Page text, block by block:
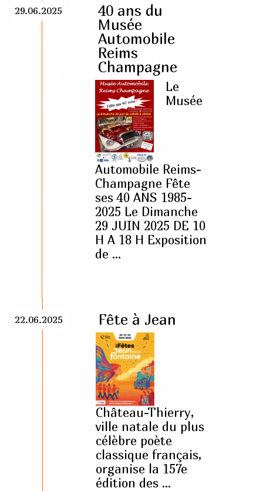
29.06.2025
40 ans du
Musée
Automobile
Reims
Champagne
Le
Musée
Automobile Reims-
Champagne Fête
ses 40 ANS 1985-
2025 Le Dimanche
29 JUIN 2025 DE 10
H A 18 H Exposition
de ...
22.06.2025 Fête à Jean
Château-Thierry,
ville natale du plus
célèbre poète
classique français,
organise la 157e
édition des ...